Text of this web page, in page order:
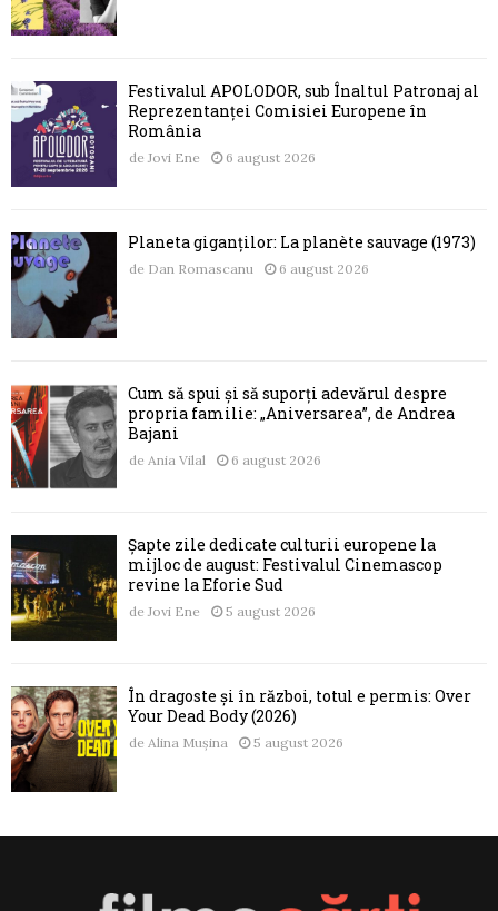
Festivalul APOLODOR, sub Înaltul Patronaj al
Reprezentanței Comisiei Europene în
România
de Jovi Ene 6 august 2026
Planeta giganților: La planète sauvage (1973)
de Dan Romascanu 6 august 2026
Cum să spui și să suporți adevărul despre
propria familie: „Aniversarea”, de Andrea
Bajani
de Ania Vilal 6 august 2026
Șapte zile dedicate culturii europene la
mijloc de august: Festivalul Cinemascop
revine la Eforie Sud
de Jovi Ene 5 august 2026
În dragoste și în război, totul e permis: Over
Your Dead Body (2026)
de Alina Mușina 5 august 2026